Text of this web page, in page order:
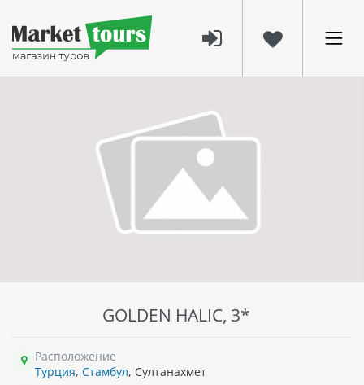
GOLDEN HALIC, 3*
Расположение
Турция, Стамбул, Султанахмет